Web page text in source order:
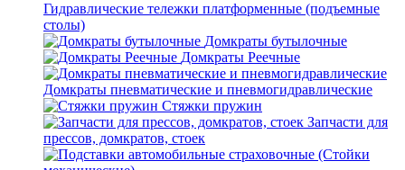
Гидравлические тележки платформенные (подъемные
столы)
Домкраты бутылочные
Домкраты Реечные
Домкраты пневматические и пневмогидравлические
Стяжки пружин
Запчасти для
прессов, домкратов, стоек